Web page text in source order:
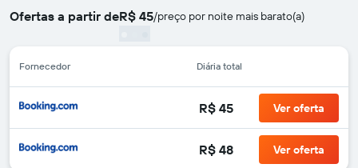
Ofertas a partir deR$ 45/preço por noite mais barato(a)
Fornecedor Diária total
R$ 45 Ver oferta
R$ 48 Ver oferta